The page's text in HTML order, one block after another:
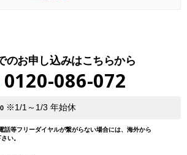
のお申し込みはこちらから
0120-086-072
※1/1～1/3 年始休
話等フリーダイヤルが繋がらない場合には、海外から
い。